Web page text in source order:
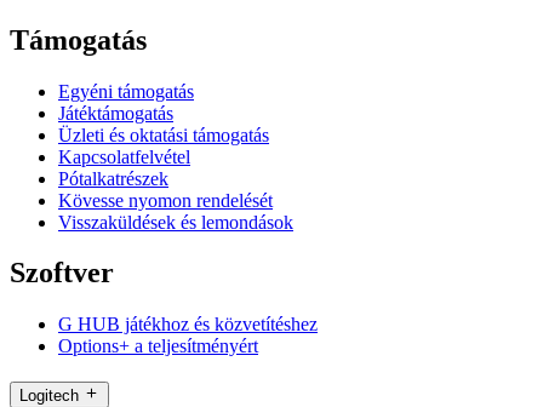
Támogatás
Egyéni támogatás
Játéktámogatás
Üzleti és oktatási támogatás
Kapcsolatfelvétel
Pótalkatrészek
Kövesse nyomon rendelését
Visszaküldések és lemondások
Szoftver
G HUB játékhoz és közvetítéshez
Options+ a teljesítményért
Logitech